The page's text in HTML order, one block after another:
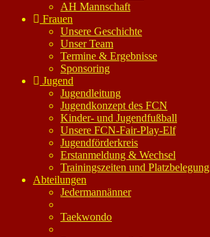
AH Mannschaft
Frauen
Unsere Geschichte
Unser Team
Termine & Ergebnisse
Sponsoring
Jugend
Jugendleitung
Jugendkonzept des FCN
Kinder- und Jugendfußball
Unsere FCN-Fair-Play-Elf
Jugendförderkreis
Erstanmeldung & Wechsel
Trainingszeiten und Platzbelegung
Abteilungen
Jedermannänner
Taekwondo